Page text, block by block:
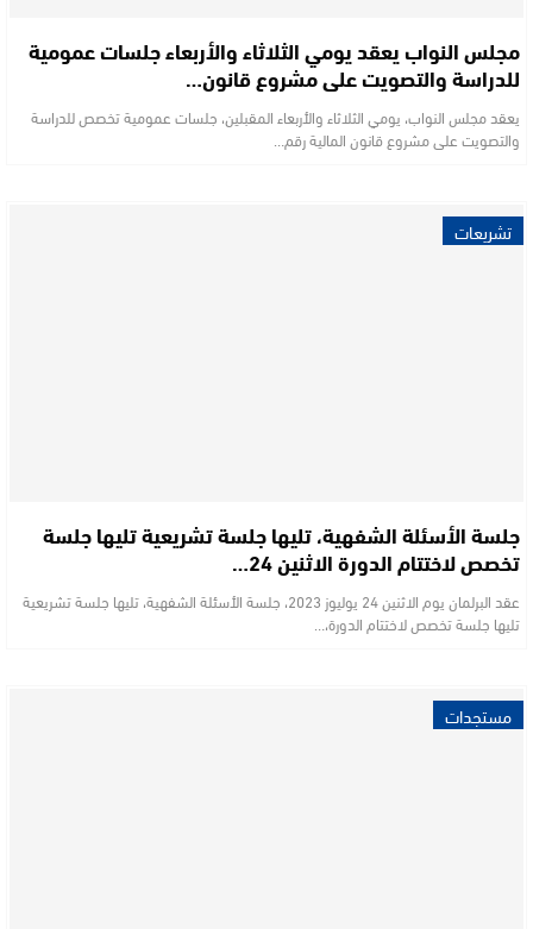
مجلس النواب يعقد يومي الثلاثاء والأربعاء جلسات عمومية
للدراسة والتصويت على مشروع قانون…
يعقد مجلس النواب، يومي الثلاثاء والأربعاء المقبلين، جلسات عمومية تخصص للدراسة
والتصويت على مشروع قانون المالية رقم…
تشريعات
جلسة الأسئلة الشفهية، تليها جلسة تشريعية تليها جلسة
تخصص لاختتام الدورة الاثنين 24…
عقد البرلمان يوم الاثنين 24 يوليوز 2023، جلسة الأسئلة الشفهية، تليها جلسة تشريعية
تليها جلسة تخصص لاختتام الدورة،…
مستجدات